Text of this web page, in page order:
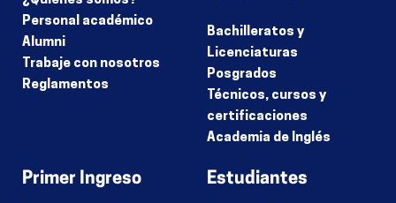
Personal académico
Alumni
Trabaje con nosotros
Reglamentos
Bachilleratos y
Licenciaturas
Posgrados
Técnicos, cursos y
certificaciones
Academia de Inglés
Primer Ingreso Estudiantes